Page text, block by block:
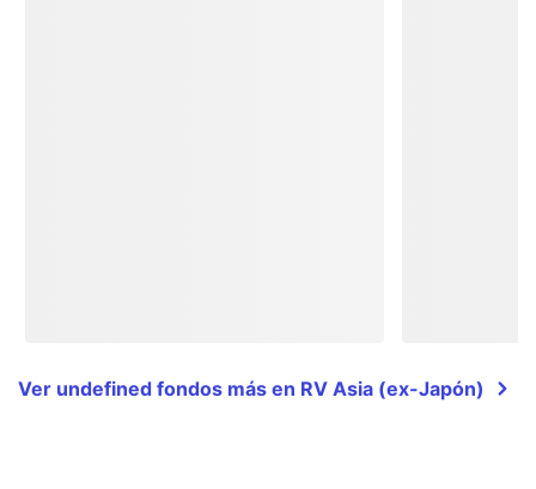
Ver undefined fondos más en RV Asia (ex-Japón)